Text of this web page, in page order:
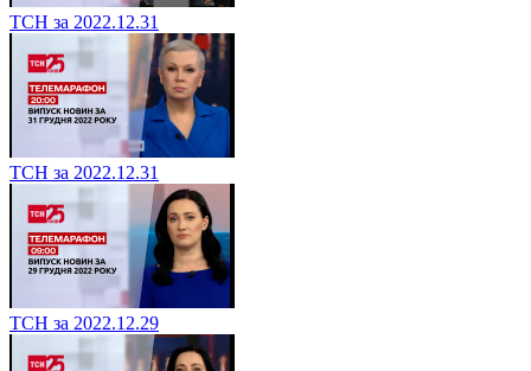
ТСН за 2022.12.31
ТСН за 2022.12.31
ТСН за 2022.12.29